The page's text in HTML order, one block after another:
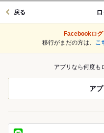
戻る
Facebookロ
移行がまだの方は、 こ
アプリなら何度も
ア